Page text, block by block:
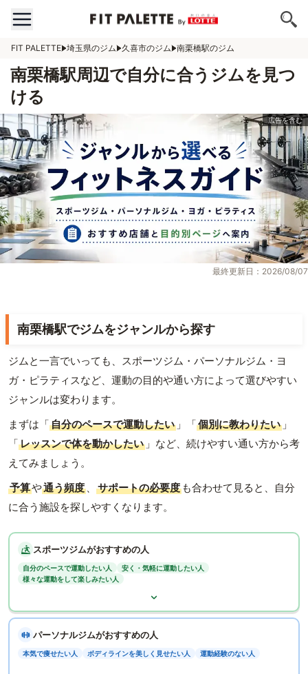
FIT PALETTE 埼玉県のジム 久喜市のジム 南栗橋駅のジム
南栗橋駅周辺で自分に合うジムを見つ
ける
最終更新日：2026/08/07
南栗橋駅でジムをジャンルから探す
ジムと一言でいっても、スポーツジム・パーソナルジム・ヨ
ガ・ピラティスなど、運動の目的や通い方によって選びやすい
ジャンルは変わります。
まずは「自分のペースで運動したい 」「個別に教わりたい 」
「レッスンで体を動かしたい 」など、続けやすい通い方から考
えてみましょう。
予算や通う頻度 、 サポートの必要度 も合わせて見ると、自分
に合う施設を探しやすくなります。
スポーツジムがおすすめの人
自分のペースで運動したい人
安く・気軽に運動したい人
様々な運動をして楽しみたい人
パーソナルジムがおすすめの人
本気で痩せたい人 ボディラインを美しく見せたい人 運動経験のない人